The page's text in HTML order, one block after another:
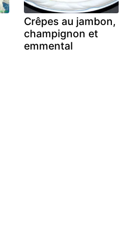
Crêpes au jambon,
champignon et
emmental